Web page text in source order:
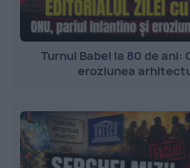
Turnul Babel la 80 de ani:
eroziunea